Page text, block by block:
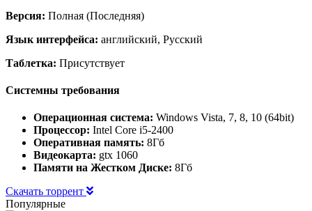
Версия: Полная (Последняя)
Язык интерфейса: английский, Русский
Таблетка: Присутствует
Системны требования
Операционная система: Windows Vista, 7, 8, 10 (64bit)
Процессор: Intel Core i5-2400
Оперативная память: 8Гб
Видеокарта: gtx 1060
Памяти на Жестком Диске: 8Гб
Скачать торрент
Популярные